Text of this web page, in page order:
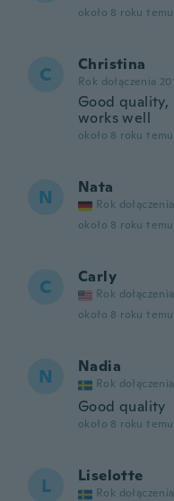
około 8 roku temu
C Christina
Rok dołączenia
Good
works well
około 8 roku temu
N Nata
Rok
około 8 roku temu
C Carly
Rok
około 8 roku temu
N Nadia
Rok
Good quality
około 8 roku temu
L Liselotte
Rok